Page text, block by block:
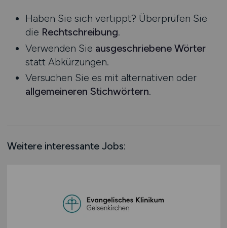
Nordrhein-Westfalen
Rheinland-Pfalz
Saarland
Sachsen
Sachsen-Anhalt
Schleswig-Holstein
Schweiz
Haben Sie sich vertippt? Überprüfen Sie
die Rechtschreibung.
Verwenden Sie ausgeschriebene Wörter
statt Abkürzungen.
Versuchen Sie es mit alternativen oder
allgemeineren Stichwörtern.
Weitere interessante Jobs: